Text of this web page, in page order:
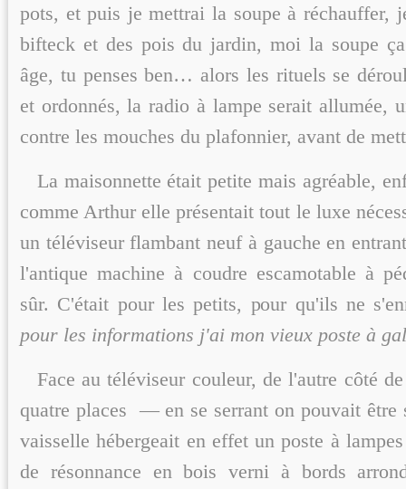
pots, et puis je mettrai la soupe à réchauffer,
bifteck et des pois du jardin, moi la soupe
âge, tu penses ben… alors les rituels se
et ordonnés, la radio à lampe serait allumée,
contre les mouches du plafonnier, avant de
La maisonnette était petite mais agréable,
comme Arthur elle présentait tout le luxe
un téléviseur flambant neuf à gauche en
l'antique machine à coudre escamotable à
sûr. C'était pour les petits, pour qu'ils ne
pour les informations j'ai mon vieux poste à
Face au téléviseur couleur, de l'autre côté
quatre places — en se serrant on pouvait
vaisselle hébergeait en effet un poste à
de résonnance en bois verni à bords